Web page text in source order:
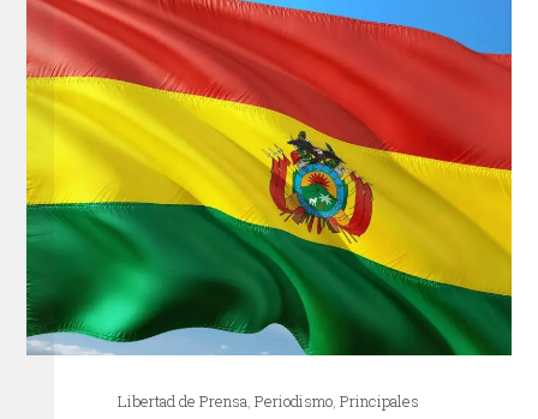
Libertad de Prensa,Periodismo,Principales